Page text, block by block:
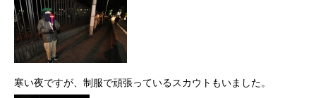
寒い夜ですが、制服で頑張っているスカウトもいました。